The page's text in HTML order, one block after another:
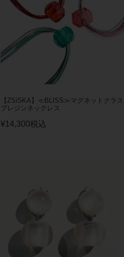
【ZSiSKA】≪BLISS≫マグネットクラス
プレジンネックレス
¥14,300税込